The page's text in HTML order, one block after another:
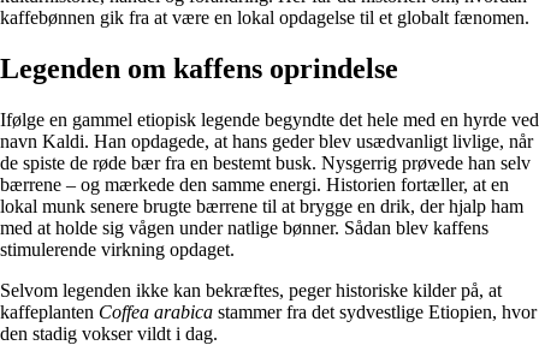
kaffebønnen gik fra at være en lokal opdagelse til et globalt fænomen.
Legenden om kaffens oprindelse
Ifølge en gammel etiopisk legende begyndte det hele med en hyrde ved
navn Kaldi. Han opdagede, at hans geder blev usædvanligt livlige, når
de spiste de røde bær fra en bestemt busk. Nysgerrig prøvede han selv
bærrene – og mærkede den samme energi. Historien fortæller, at en
lokal munk senere brugte bærrene til at brygge en drik, der hjalp ham
med at holde sig vågen under natlige bønner. Sådan blev kaffens
stimulerende virkning opdaget.
Selvom legenden ikke kan bekræftes, peger historiske kilder på, at
kaffeplanten Coffea arabica stammer fra det sydvestlige Etiopien, hvor
den stadig vokser vildt i dag.